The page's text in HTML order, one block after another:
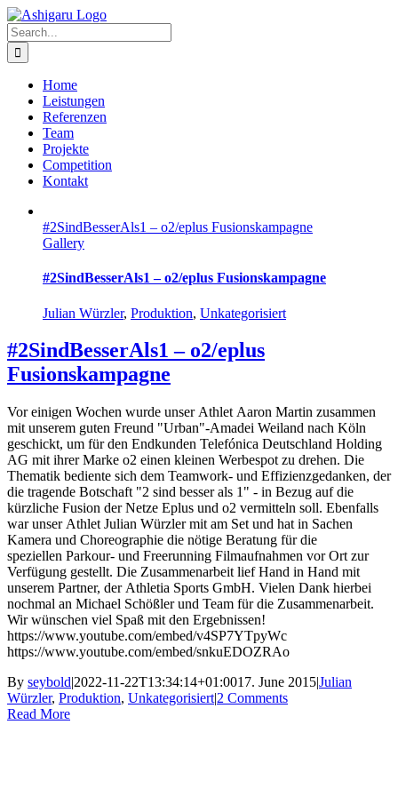
Skip
to
content
Search
for:
Home
Leistungen
Referenzen
Team
Projekte
Competition
Kontakt
#2SindBesserAls1 – o2/eplus Fusionskampagne
Gallery
#2SindBesserAls1 – o2/eplus Fusionskampagne
Julian Würzler, Produktion, Unkategorisiert
#2SindBesserAls1 – o2/eplus
Fusionskampagne
Vor einigen Wochen wurde unser Athlet Aaron Martin zusammen
mit unserem guten Freund "Urban"-Amadei Weiland nach Köln
geschickt, um für den Endkunden Telefónica Deutschland Holding
AG mit ihrer Marke o2 einen kleinen Werbespot zu drehen. Die
Thematik bediente sich dem Teamwork- und Effizienzgedanken, der
die tragende Botschaft "2 sind besser als 1" - in Bezug auf die
kürzliche Fusion der Netze Eplus und o2 vermitteln soll. Ebenfalls
war unser Athlet Julian Würzler mit am Set und hat in Sachen
Kamera und Choreographie die nötige Beratung für die
speziellen Parkour- und Freerunning Filmaufnahmen vor Ort zur
Verfügung gestellt. Die Zusammenarbeit lief Hand in Hand mit
unserem Partner, der Athletia Sports GmbH. Vielen Dank hierbei
nochmal an Michael Schößler und Team für die Zusammenarbeit.
Wir wünschen viel Spaß mit den Ergebnissen!
https://www.youtube.com/embed/v4SP7YTpyWc
https://www.youtube.com/embed/snkuEDOZRAo
By seybold|2022-11-22T13:34:14+01:0017. June 2015|Julian
Würzler, Produktion, Unkategorisiert|2 Comments
Read More